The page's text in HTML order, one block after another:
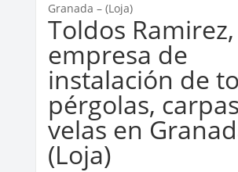
Granada – (Loja)
Toldos Ramirez,
empresa de
instalación de
pérgolas,
velas en
(Loja)